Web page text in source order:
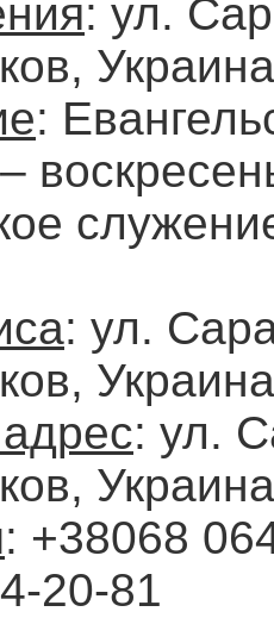
: ул.
Украина
:
: ул.
Украина
: ул.
Украина
: +38068
20-81